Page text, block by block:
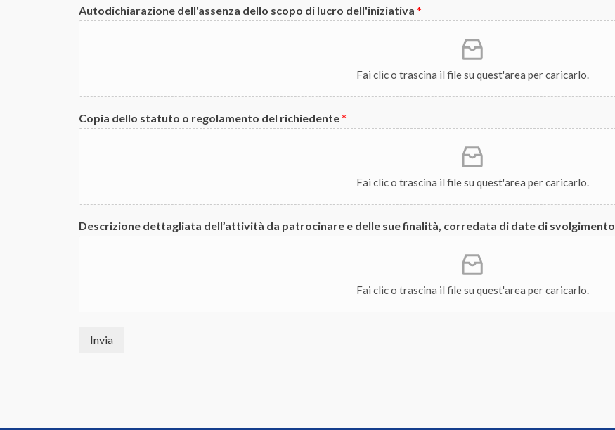
Autodichiarazione dell'assenza dello scopo di lucro dell'iniziativa *
Fai clic o trascina il file su quest'area per caricarlo.
Copia dello statuto o regolamento del richiedente*
Fai clic o trascina il file su quest'area per caricarlo.
Descrizione dettagliata dell’attività da patrocinare e delle sue finalità, corredata di date di svolgimento
Fai clic o trascina il file su quest'area per caricarlo.
Invia